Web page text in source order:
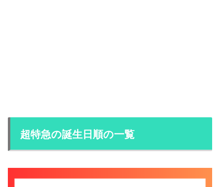
超特急の誕生日順の一覧